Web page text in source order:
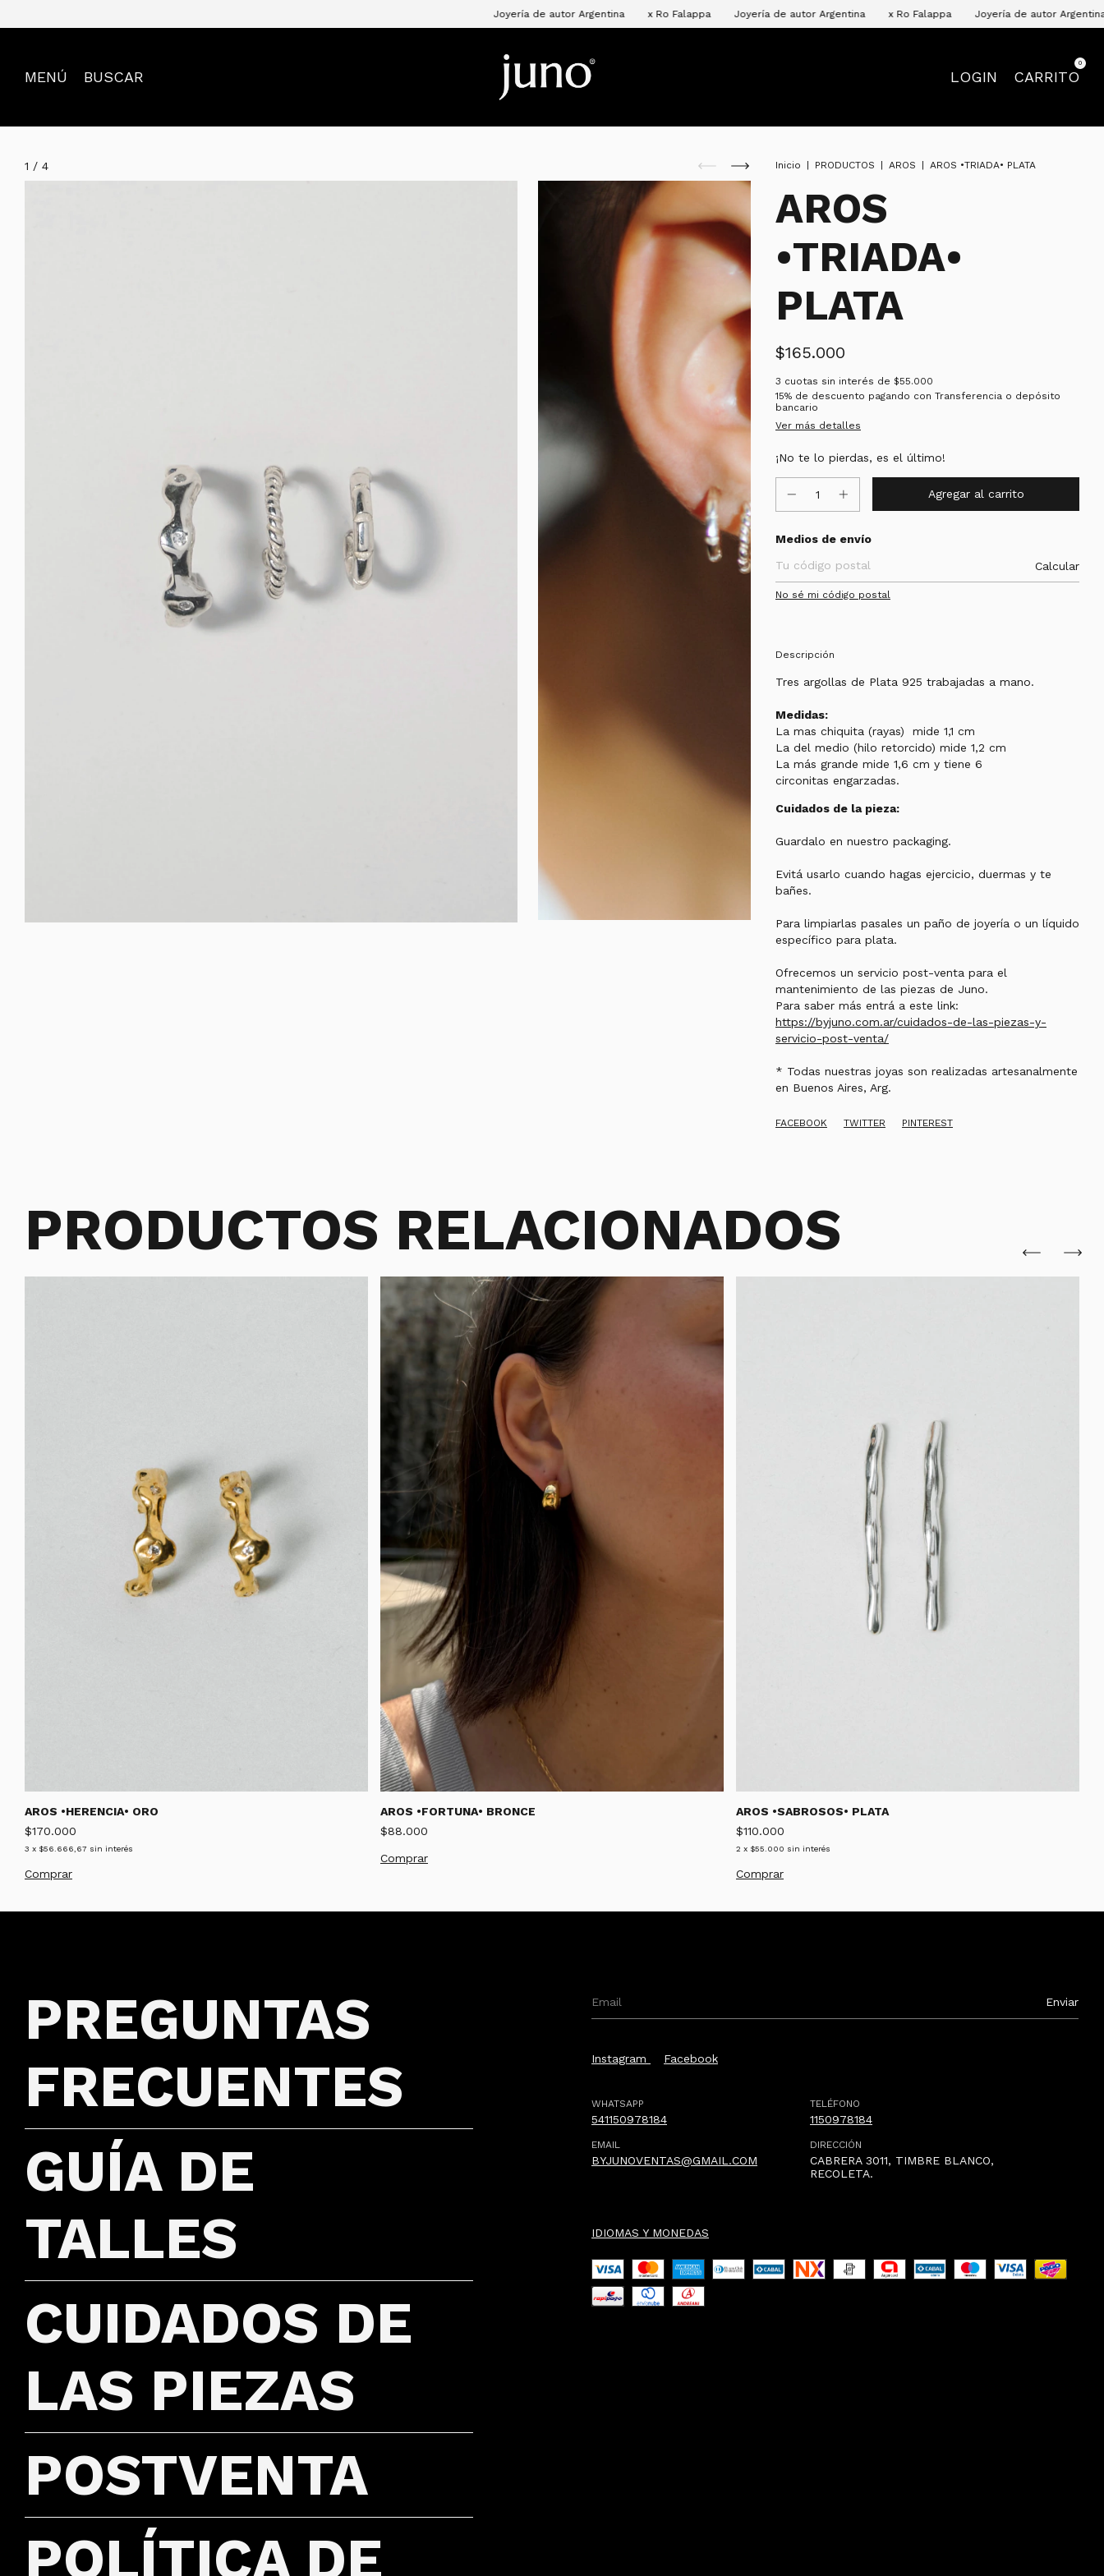
Joyería de autor Argentina x Ro Falappa Joyería de autor Argentina x Ro Falappa Joyería de autor Argentina x Ro
MENÚ BUSCAR LOGIN CARRITO
0
1 / 4 Inicio PRODUCTOS AROS AROS •TRIADA• PLATA
AROS
•TRIADA•
PLATA
$165.000
3 cuotas sin interés de $55.000
15% de descuento pagando con Transferencia o depósito
bancario
Ver más detalles
¡No te lo pierdas, es el último!
Entregas para el CP:
Medios de envío
Calcular
No sé mi código postal
Descripción
Tres argollas de Plata 925 trabajadas a mano.
Medidas:
La mas chiquita (rayas) mide 1,1 cm
La del medio (hilo retorcido) mide 1,2 cm
La más grande mide 1,6 cm y tiene 6
circonitas engarzadas.
Cuidados de la pieza:
Guardalo en nuestro packaging.
Evitá usarlo cuando hagas ejercicio, duermas y te
bañes.
Para limpiarlas pasales un paño de joyería o un líquido
específico para plata.
Ofrecemos un servicio post-venta para el
mantenimiento de las piezas de Juno.
Para saber más entrá a este link:
https://byjuno.com.ar/cuidados-de-las-piezas-y-
servicio-post-venta/
* Todas nuestras joyas son realizadas artesanalmente
en Buenos Aires, Arg.
FACEBOOK TWITTER PINTEREST
PRODUCTOS RELACIONADOS
AROS •HERENCIA• ORO
$170.000
3 x $56.666,67 sin interés
Comprar
AROS •FORTUNA• BRONCE
$88.000
AROS •SABROSOS• PLATA
$110.000
2 x $55.000 sin interés
PREGUNTAS
FRECUENTES
GUÍA DE
TALLES
CUIDADOS DE
LAS PIEZAS
POSTVENTA
POLÍTICA DE
Instagram Facebook
WHATSAPP
541150978184
TELÉFONO
1150978184
EMAIL
BYJUNOVENTAS@GMAIL.COM
DIRECCIÓN
CABRERA 3011, TIMBRE BLANCO,
RECOLETA.
IDIOMAS Y MONEDAS